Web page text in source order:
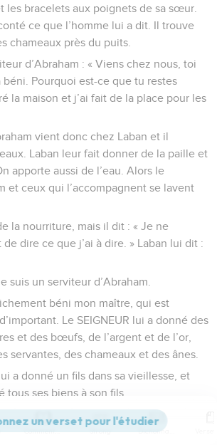
les bracelets aux poignets de sa sœur.
ce que l’homme lui a dit. Il trouve
chameaux près du puits.
d’Abraham : « Viens chez nous, toi
béni. Pourquoi est-ce que tu restes
la maison et j’ai fait de la place pour les
vient donc chez Laban et il
Laban leur fait donner de la paille et
apporte aussi de l’eau. Alors le
et ceux qui l’accompagnent se lavent
la nourriture, mais il dit : « Je ne
de dire ce que j’ai à dire. » Laban lui dit :
suis un serviteur d’Abraham.
béni mon maître, qui est
Le SEIGNEUR lui a donné des
et des bœufs, de l’argent et de l’or,
servantes, des chameaux et des ânes.
a donné un fils dans sa vieillesse, et
tous ses biens à son fils.
: “Jure-moi une chose : pour mon fils,
femme une fille de Canaan, ce
Commentaires Strong